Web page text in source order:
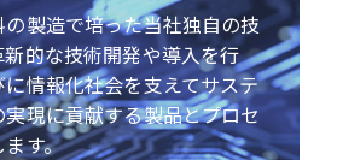
製造で培った当社独自の技
的な技術開発や導入を行
情報化社会を支えてサステ
現に貢献する製品とプロセ
す。